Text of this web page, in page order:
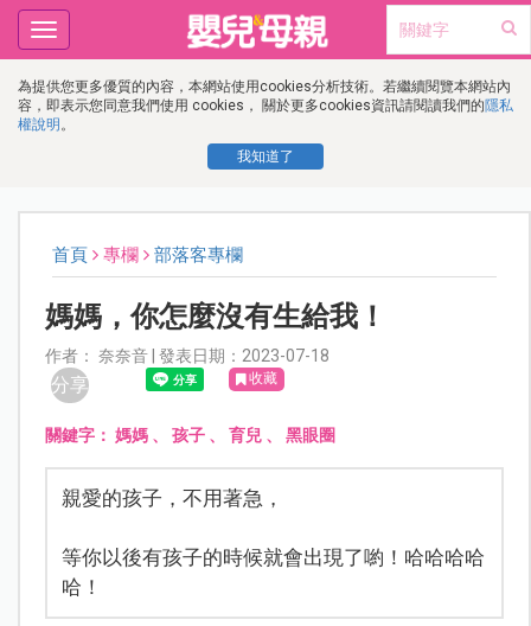
為提供您更多優質的內容，本網站使用cookies分析技術。若繼續閱覽本網站內
容，即表示您同意我們使用 cookies， 關於更多cookies資訊請閱讀我們的隱私
權說明 。
我知道了
Toggle
navigation
首頁 專欄 部落客專欄
媽媽，你怎麼沒有生給我！
作者： 奈奈音 | 發表日期：2023-07-18
分享 收藏
關鍵字： 媽媽、 孩子、 育兒、 黑眼圈
親愛的孩子，不用著急，
等你以後有孩子的時候就會出現了喲！哈哈哈哈
哈！